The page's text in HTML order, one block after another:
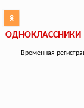
ОДНОКЛАССНИКИ
Временная